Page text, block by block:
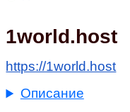
1world.host
https://1world.host
Описание